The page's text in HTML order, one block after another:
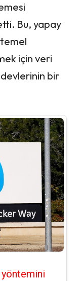
Bu, yapay
için veri
bir